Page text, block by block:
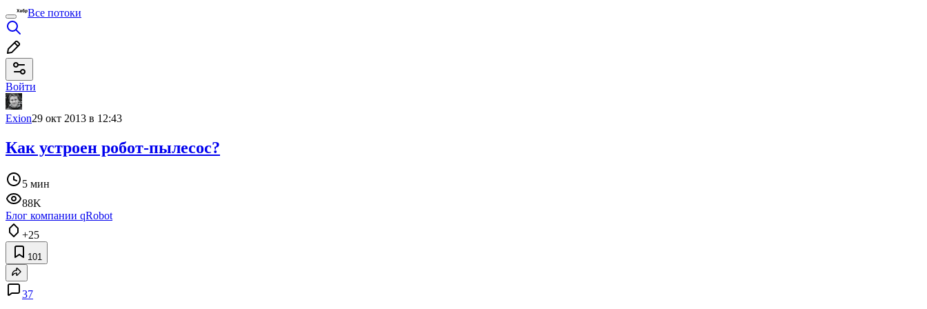
Все потоки
Войти
Exion29 окт 2013 в 12:43
Как устроен робот-пылесос?
5 мин
88K
Блог компании qRobot
+25
101
37